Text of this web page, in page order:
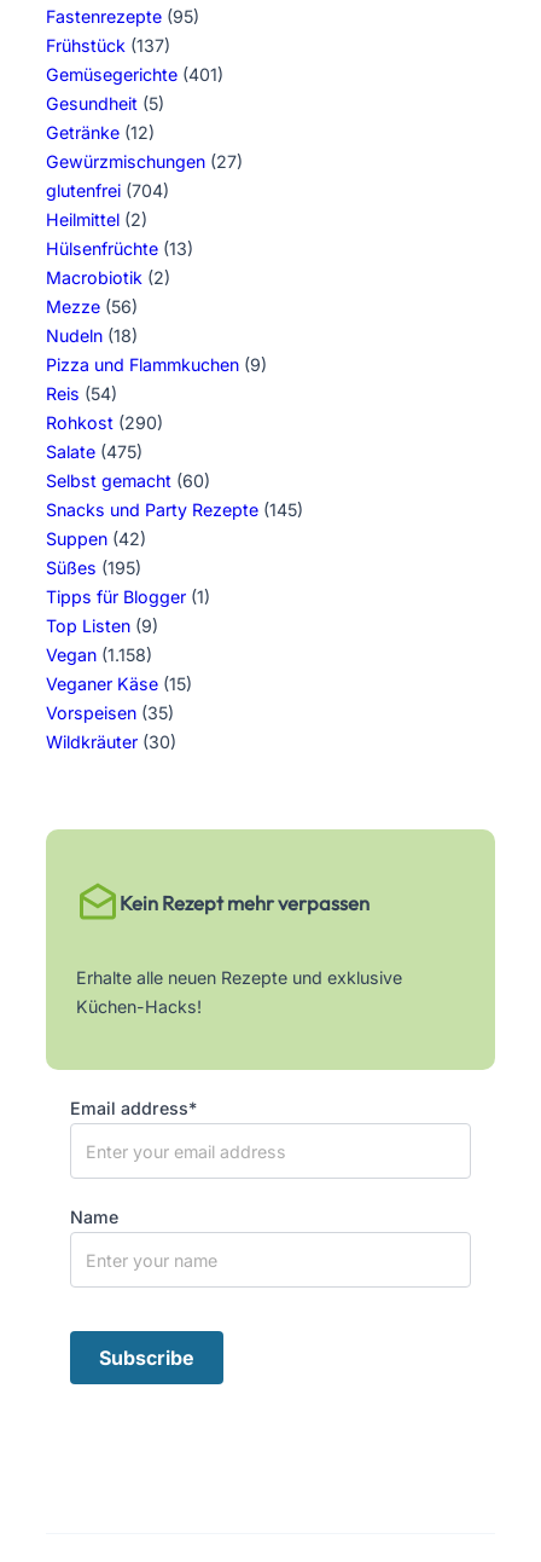
Fastenrezepte (95)
Frühstück (137)
Gemüsegerichte (401)
Gesundheit (5)
Getränke (12)
Gewürzmischungen (27)
glutenfrei (704)
Heilmittel (2)
Hülsenfrüchte (13)
Macrobiotik (2)
Mezze (56)
Nudeln (18)
Pizza und Flammkuchen (9)
Reis (54)
Rohkost (290)
Salate (475)
Selbst gemacht (60)
Snacks und Party Rezepte (145)
Suppen (42)
Süßes (195)
Tipps für Blogger (1)
Top Listen (9)
Vegan (1.158)
Veganer Käse (15)
Vorspeisen (35)
Wildkräuter (30)
Kein Rezept mehr verpassen
Erhalte alle neuen Rezepte und exklusive
Küchen-Hacks!
Email address*
Name